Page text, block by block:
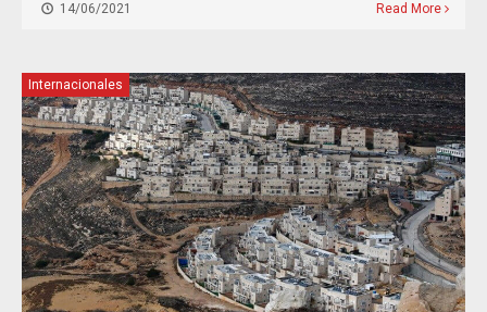
14/06/2021 Read More
Internacionales